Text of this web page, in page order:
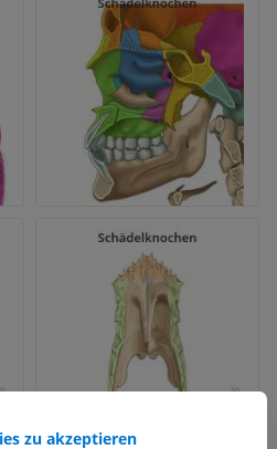
zu akzeptieren